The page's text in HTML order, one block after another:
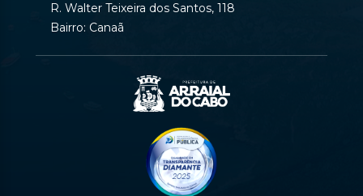
R. Walter Teixeira dos Santos, 118
Bairro: Canaã